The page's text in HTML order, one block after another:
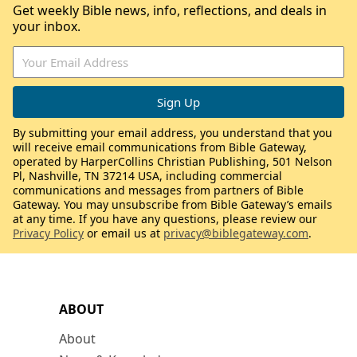
ABOUT
About
Get weekly Bible news, info, reflections, and deals in
your inbox.
By submitting your email address, you understand that you
will receive email communications from Bible Gateway,
operated by HarperCollins Christian Publishing, 501 Nelson
Pl, Nashville, TN 37214 USA, including commercial
communications and messages from partners of Bible
Gateway. You may unsubscribe from Bible Gateway’s emails
at any time. If you have any questions, please review our
Privacy Policy or email us at privacy@biblegateway.com.